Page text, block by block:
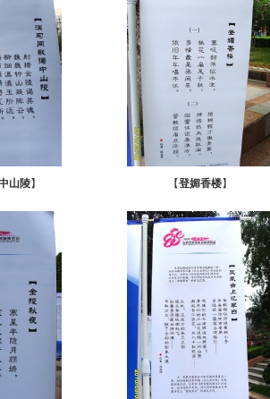
山陵】 【登媚香楼】